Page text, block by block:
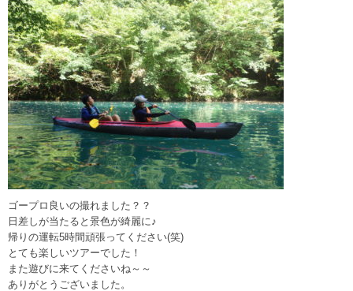
ゴープロ良いの撮れました？？
日差しが当たると景色が綺麗に♪
帰りの運転5時間頑張ってください(笑)
とても楽しいツアーでした！
また遊びに来てくださいね～～
ありがとうございました。